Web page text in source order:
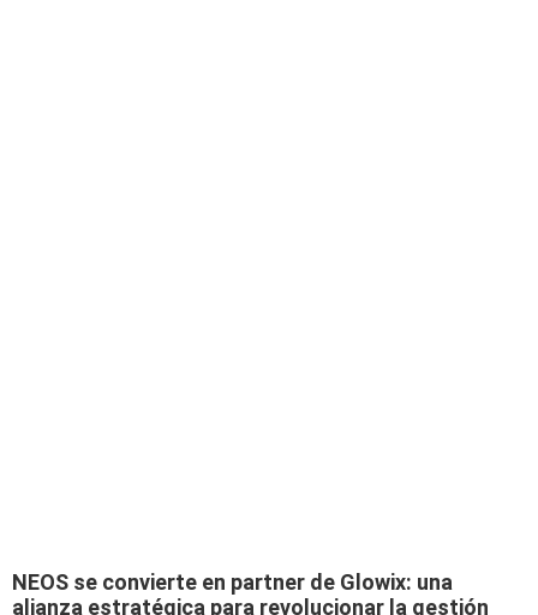
NEOS se convierte en partner de Glowix: una
alianza estratégica para revolucionar la gestión